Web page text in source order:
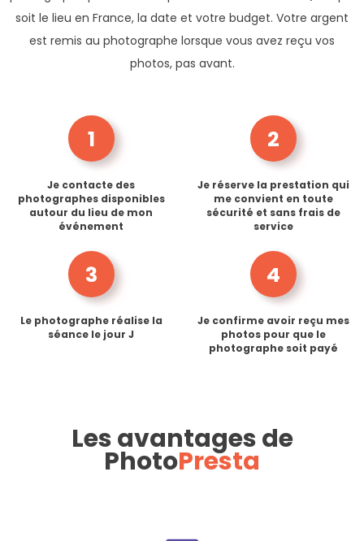
soit le lieu en France, la date et votre budget. Votre argent
est remis au photographe lorsque vous avez reçu vos
photos, pas avant.
1
Je contacte des
photographes disponibles
autour du lieu de mon
événement
2
Je réserve la prestation qui
me convient en toute
sécurité et sans frais de
service
3
Le photographe réalise la
séance le jour J
4
Je confirme avoir reçu mes
photos pour que le
photographe soit payé
Les avantages de
PhotoPresta